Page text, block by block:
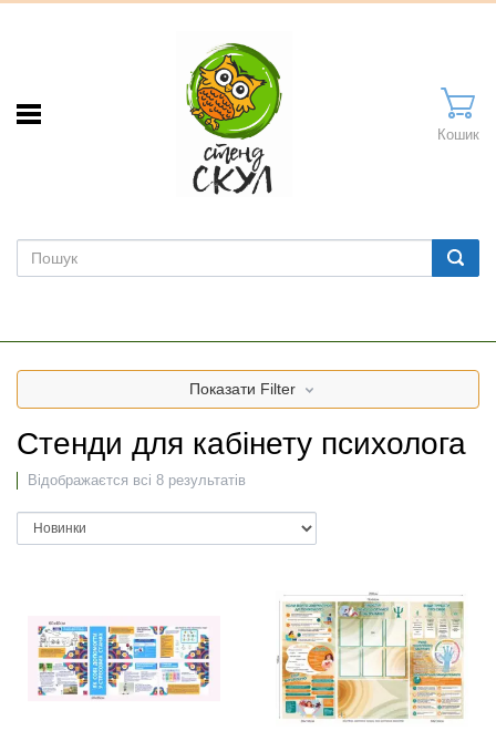
Кошик
Показати Filter
Стенди для кабінету психолога
Відображаєтся всі 8 результатів